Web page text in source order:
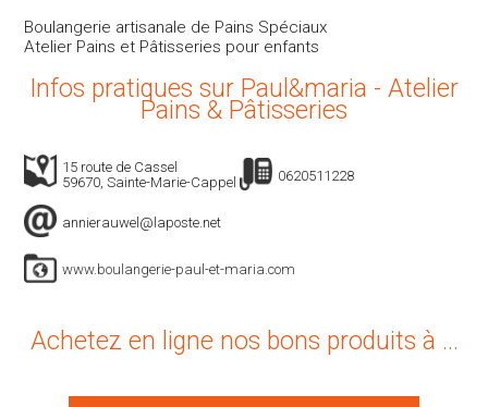
Boulangerie artisanale de Pains Spéciaux
Atelier Pains et Pâtisseries pour enfants
Infos pratiques sur Paul&maria - Atelier
Pains & Pâtisseries
15 route de Cassel
59670, Sainte-Marie-Cappel
0620511228
annierauwel@laposte.net
www.boulangerie-paul-et-maria.com
Achetez en ligne nos bons produits à ...